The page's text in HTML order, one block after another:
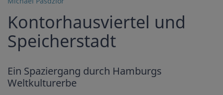
Kontorhausviertel und
Speicherstadt
Ein Spaziergang durch Hamburgs
Weltkulturerbe